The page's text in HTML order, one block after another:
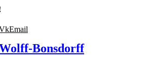
Email
Bonsdorff